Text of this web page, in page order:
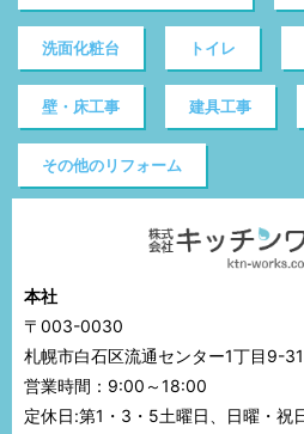
洗面化粧台 トイレ
壁・床工事 建具工事
その他のリフォーム
本社
〒003-0030
札幌市白石区流通センター1丁目9-31
営業時間：9:00～18:00
定休日:第1・3・5土曜日、日曜・祝